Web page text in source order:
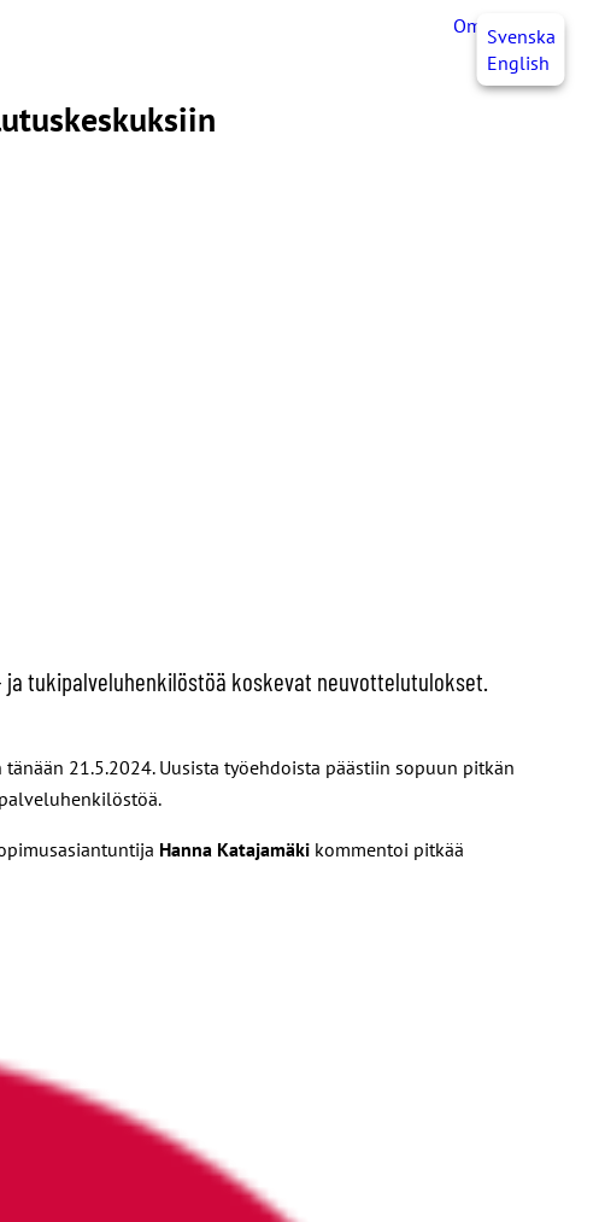
OmaJHLSvenska
English
tukipalveluhenkilöstöä koskevat neuvottelutulokset.
21.5.2024. Uusista työehdoista päästiin sopuun pitkän
Hanna Katajamäki kommentoi pitkää